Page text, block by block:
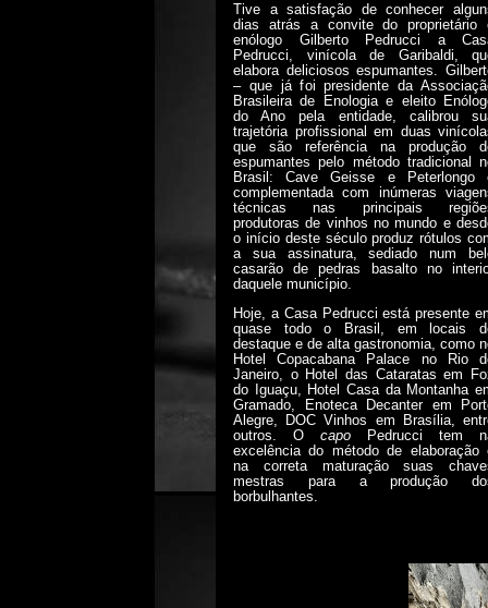
Tive a satisfação de conhecer
dias atrás a convite do proprietário
enólogo Gilberto Pedrucci a
Pedrucci, vinícola de Garibaldi,
elabora deliciosos espumantes.
– que já foi presidente da
Brasileira de Enologia e eleito
do Ano pela entidade, calibrou
trajetória profissional em duas
que são referência na produção
espumantes pelo método tradicional
Brasil: Cave Geisse e Peterlongo
complementada com inúmeras
técnicas nas principais
produtoras de vinhos no mundo e
o início deste século produz rótulos
a sua assinatura, sediado num
casarão de pedras basalto no
daquele município.
Hoje, a Casa Pedrucci está presente
quase todo o Brasil, em locais
destaque e de alta gastronomia, como
Hotel Copacabana Palace no Rio
Janeiro, o Hotel das Cataratas em
do Iguaçu, Hotel Casa da Montanha
Gramado, Enoteca Decanter em
Alegre, DOC Vinhos em Brasília,
outros. O capo Pedrucci tem
excelência do método de elaboração
na correta maturação suas
mestras para a produção
borbulhantes.